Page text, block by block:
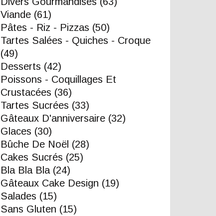
Viande (61)
Pâtes - Riz - Pizzas (50)
Tartes Salées - Quiches - Croque
(49)
Desserts (42)
Poissons - Coquillages Et
Crustacées (36)
Tartes Sucrées (33)
Gâteaux D'anniversaire (32)
Glaces (30)
Bûche De Noël (28)
Cakes Sucrés (25)
Bla Bla Bla(24)
Gâteaux Cake Design (19)
Salades (15)
Sans Gluten (15)